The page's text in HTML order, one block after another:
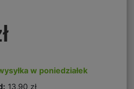
w poniedziałek
13,90 zł